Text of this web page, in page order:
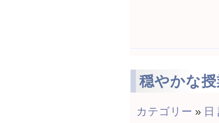
穏やかな
カテゴリー » 日